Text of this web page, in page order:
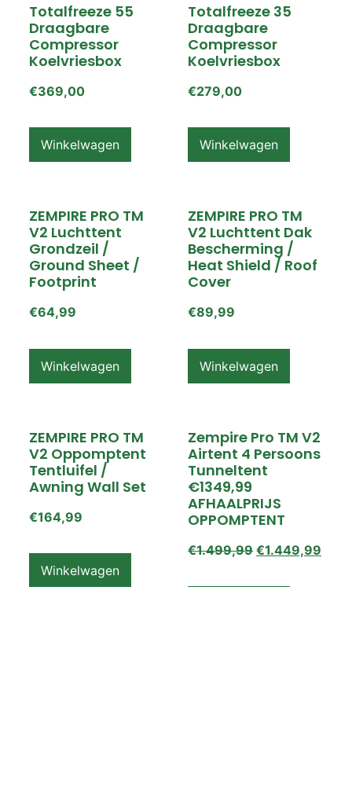
Totalfreeze 55
Draagbare
Compressor
Koelvriesbox
€369,00
Winkelwagen
Totalfreeze 35
Draagbare
Compressor
Koelvriesbox
€279,00
Winkelwagen
ZEMPIRE PRO TM
V2 Luchttent
Grondzeil /
Ground Sheet /
Footprint
€64,99
Winkelwagen
ZEMPIRE PRO TM
V2 Luchttent Dak
Bescherming /
Heat Shield / Roof
Cover
€89,99
Winkelwagen
ZEMPIRE PRO TM
V2 Oppomptent
Tentluifel /
Awning Wall Set
€164,99
Winkelwagen
Zempire Pro TM V2
Airtent 4 Persoons
Tunneltent
€1349,99
AFHAALPRIJS
OPPOMPTENT
€1.499,99 €1.449,99